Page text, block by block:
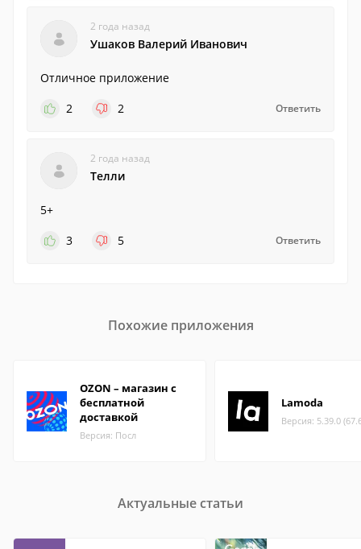
2 года назад
Ушаков Валерий Иванович
Отличное приложение
2
2 Ответить
2 года назад
Телли
5+
3
5 Ответить
Похожие приложения
OZON – магазин с
бесплатной
доставкой
Версия: Посл
Lamoda
Версия: 5.39.0
Актуальные статьи